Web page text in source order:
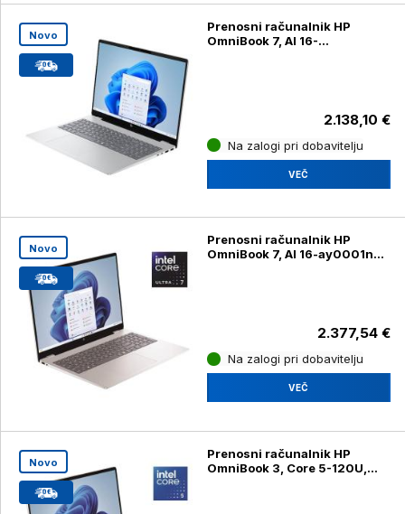
Novo
Prenosni računalnik HP
OmniBook 7, AI 16-
2.138,10 €
Na zalogi pri dobavitelju
VEČ
Novo
Prenosni računalnik HP
OmniBook 7, AI 16-ay0001nm,
2.377,54 €
Na zalogi pri dobavitelju
VEČ
Novo
Prenosni računalnik HP
OmniBook 3, Core 5-120U,